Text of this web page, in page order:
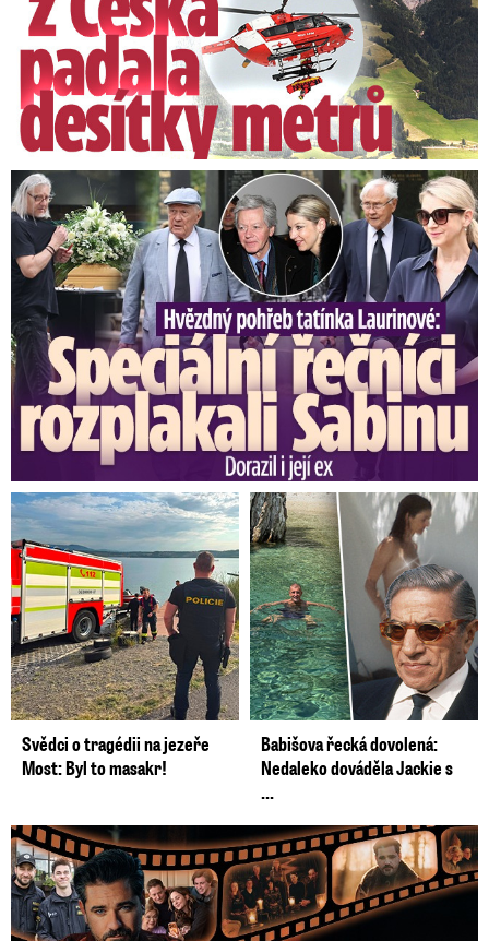
jako podmínku i pro podporu některého z
prezidentských kandidátů.
Speciální řečníci nad rakví Laurina: Rozbrečeli i dceru
Svědci o tragédii na jezeře
Most: Byl to masakr!
Babišova řecká dovolená:
Nedaleko dováděla Jackie s
...
Prima vytasila podzimní trumfy! Další Zrádci a žhavé novinky